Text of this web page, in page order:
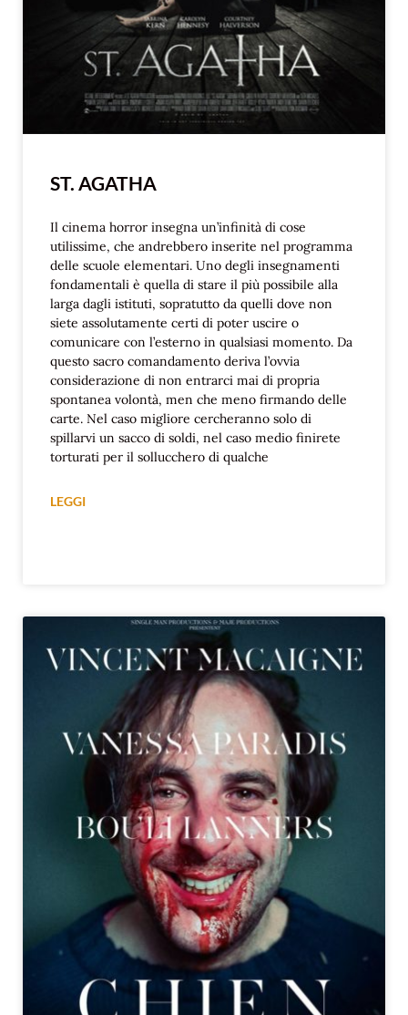
ST. AGATHA
Il cinema horror insegna un’infinità di cose
utilissime, che andrebbero inserite nel programma
delle scuole elementari. Uno degli insegnamenti
fondamentali è quella di stare il più possibile alla
larga dagli istituti, sopratutto da quelli dove non
siete assolutamente certi di poter uscire o
comunicare con l’esterno in qualsiasi momento. Da
questo sacro comandamento deriva l’ovvia
considerazione di non entrarci mai di propria
spontanea volontà, men che meno firmando delle
carte. Nel caso migliore cercheranno solo di
spillarvi un sacco di soldi, nel caso medio finirete
torturati per il sollucchero di qualche
LEGGI